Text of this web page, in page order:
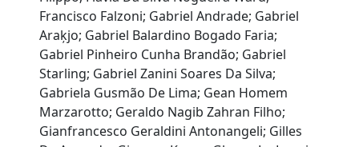
Francisco Falzoni; Gabriel Andrade; Gabriel
Araķjo; Gabriel Balardino Bogado Faria;
Gabriel Pinheiro Cunha Brandão; Gabriel
Starling; Gabriel Zanini Soares Da Silva;
Gabriela Gusmão De Lima; Gean Homem
Marzarotto; Geraldo Nagib Zahran Filho;
Gianfrancesco Geraldini Antonangeli; Gilles